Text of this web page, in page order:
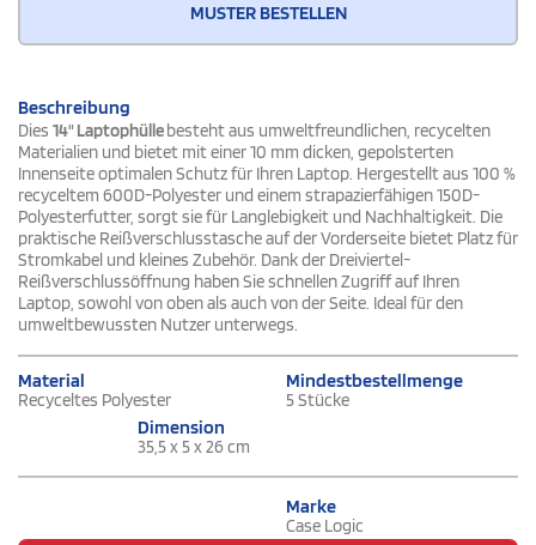
MUSTER BESTELLEN
Beschreibung
Dies 14" Laptophüllebesteht aus umweltfreundlichen, recycelten
Materialien und bietet mit einer 10 mm dicken, gepolsterten
Innenseite optimalen Schutz für Ihren Laptop. Hergestellt aus 100 %
recyceltem 600D-Polyester und einem strapazierfähigen 150D-
Polyesterfutter, sorgt sie für Langlebigkeit und Nachhaltigkeit. Die
praktische Reißverschlusstasche auf der Vorderseite bietet Platz für
Stromkabel und kleines Zubehör. Dank der Dreiviertel-
Reißverschlussöffnung haben Sie schnellen Zugriff auf Ihren
Laptop, sowohl von oben als auch von der Seite. Ideal für den
umweltbewussten Nutzer unterwegs.
Material
Recyceltes Polyester
Mindestbestellmenge
5 Stücke
Dimension
35,5 x 5 x 26 cm
Marke
Case Logic